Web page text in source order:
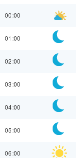
00:00
01:00
02:00
03:00
04:00
05:00
06:00